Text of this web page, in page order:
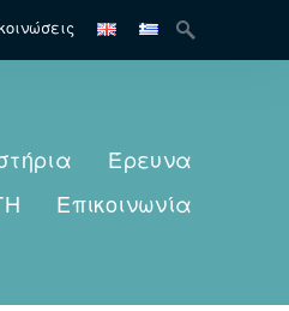
Search
for:
Έρευνα
Επικοινωνία